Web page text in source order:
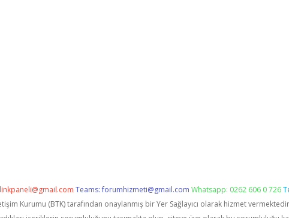
Teams:forumhizmeti@gmail.com Whatsapp: 0262 606 0 726
Kurumu (BTK) tarafından onaylanmış bir Yer Sağlayıcı olarak hizmet